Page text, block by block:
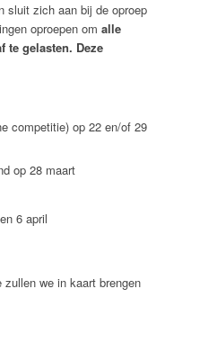
sluit zich aan bij de oproep
oproepen om alle
te gelasten. Deze
competitie) op 22 en/of 29
op 28 maart
6 april
we in kaart brengen